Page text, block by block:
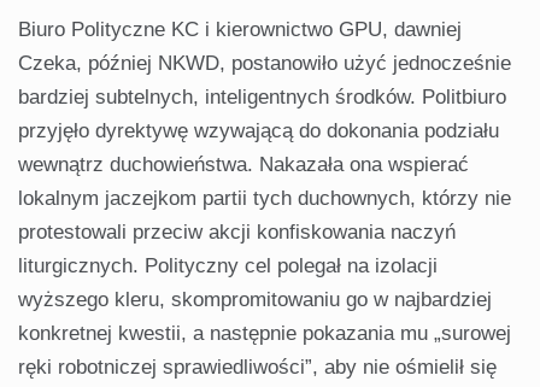
Biuro Polityczne KC i kierownictwo GPU, dawniej
Czeka, później NKWD, postanowiło użyć jednocześnie
bardziej subtelnych, inteligentnych środków. Politbiuro
przyjęło dyrektywę wzywającą do dokonania podziału
wewnątrz duchowieństwa. Nakazała ona wspierać
lokalnym jaczejkom partii tych duchownych, którzy nie
protestowali przeciw akcji konfiskowania naczyń
liturgicznych. Polityczny cel polegał na izolacji
wyższego kleru, skompromitowaniu go w najbardziej
konkretnej kwestii, a następnie pokazania mu „surowej
ręki robotniczej sprawiedliwości”, aby nie ośmielił się